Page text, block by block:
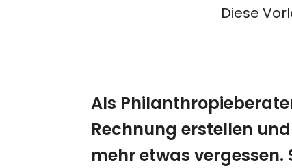
Diese
Als
Rechnung erstellen
mehr etwas vergessen.